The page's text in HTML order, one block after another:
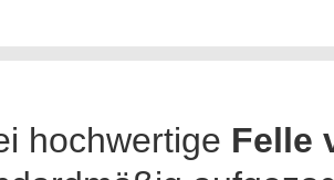
hochwertige Felle